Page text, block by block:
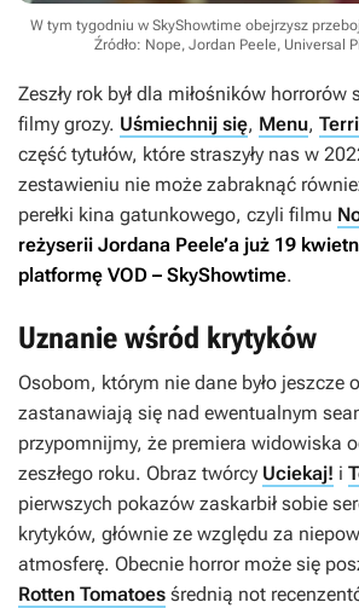
W tym tygodniu w SkyShowtime obejrzysz
Źródło: Nope, Jordan Peele, Universal
Zeszły rok był dla miłośników
filmy grozy. Uśmiechnij się, Menu,
część tytułów, które straszyły nas w
zestawieniu nie może zabraknąć
perełki kina gatunkowego, czyli filmu
reżyserii Jordana Peele’a już 19
platformę VOD – SkyShowtime.
Uznanie wśród krytyków
Osobom, którym nie dane było jeszcze
zastanawiają się nad ewentualnym
przypomnijmy, że premiera widowiska
zeszłego roku. Obraz twórcy Uciekaj! i
pierwszych pokazów zaskarbił sobie
krytyków, głównie ze względu za
atmosferę. Obecnie horror może się
Rotten Tomatoes średnią not